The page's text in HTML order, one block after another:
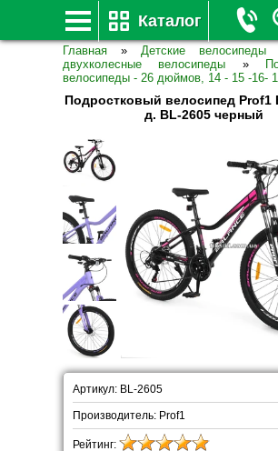
Каталог
Главная » Детские велосипеды
двухколесные велосипеды
»
велосипеды - 26 дюймов, 14 - 15 -16-
Подростковый велосипед Prof1
д. BL-2605 черный
Артикул: BL-2605
Производитель: Prof1
Рейтинг: